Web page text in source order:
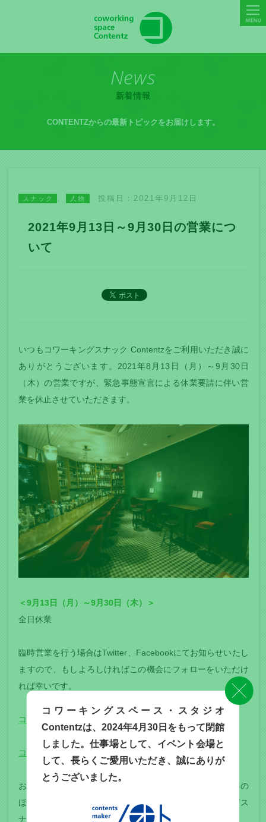
News
新着情報
CONTENTZからの最新トピックをお届けします。
スナック 、 人物 投稿日：2021年9月12日
2021年9月13日～9月30日の営業につ
いて
いつもコワーキングスナック Contentzをご利用いただき誠に
ありがとうございます。2021年8月13日（月）～9月30日
（木）の営業ですが、緊急事態宣言による休業要請に伴い営
業を休止させていただきます。
＜9月13日（月）～9月30日（木）＞
全日休業
臨時営業を行う場合はTwitter、Facebookにてお知らせいたし
ますので、もしよろしければこの機会にフォローをいただけ
れば幸いです。
コワーキングスナック Facebookページ
コワーキングスナック Twitterアカウント
お客様には大変ご迷惑をお掛けいたしますが、何卒ご理解の
ほどよろしくお願い申し上げます。今後ともコワーキングス
ナックコンテンツをよろしくお願いいたします。
コワーキングスペース・スタジオ
Contentzは、2024年4月30日をもって閉館
しました。仕事場として、イベント会場と
して、長らくご愛用いただき、誠にありが
とうございました。